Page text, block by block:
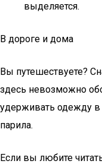
выделяется.
В дороге и дома
Вы путешествуете?
здесь невозможно
удерживать одежду в
парила.
Если вы любите